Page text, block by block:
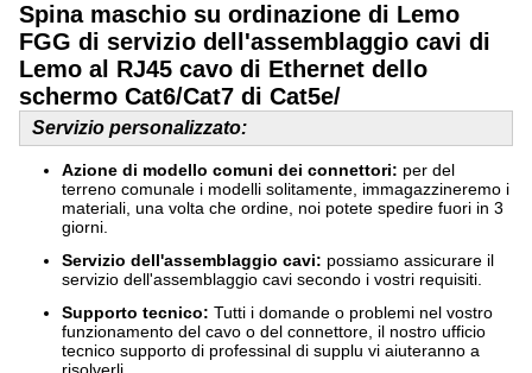
Spina maschio su ordinazione di Lemo
FGG di servizio dell'assemblaggio cavi di
Lemo al RJ45 cavo di Ethernet dello
schermo Cat6/Cat7 di Cat5e/
Servizio personalizzato:
Azione di modello comuni dei connettori: per del
terreno comunale i modelli solitamente, immagazzineremo i
materiali, una volta che ordine, noi potete spedire fuori in 3
giorni.
Servizio dell'assemblaggio cavi: possiamo assicurare il
servizio dell'assemblaggio cavi secondo i vostri requisiti.
Supporto tecnico: Tutti i domande o problemi nel vostro
funzionamento del cavo o del connettore, il nostro ufficio
tecnico supporto di professinal di supplu vi aiuteranno a